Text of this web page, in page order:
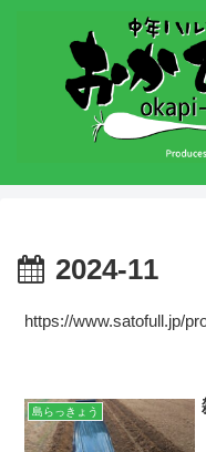
2024-11
https://www.satofull.jp/
島らっきょう